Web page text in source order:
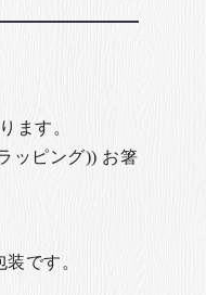
ます。
ッピング)) お箸
です。